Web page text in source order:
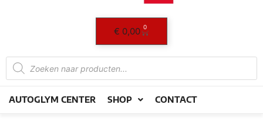
€ 0,00 0
Winkelwagen
Producten
zoeken
AUTOGLYM CENTER SHOP CONTACT